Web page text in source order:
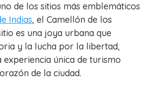
de los sitios más emblemáticos
Indias, el Camellón de los
es una joya urbana que
y la lucha por la libertad,
única de turismo
de la ciudad.